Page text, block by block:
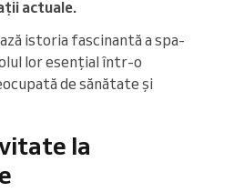
actuale.
istoria fascinantă a spa-
lor esențial într-o
de sănătate și
la